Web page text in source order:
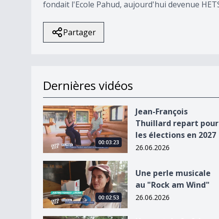
fondait l'Ecole Pahud, aujourd'hui devenue
Partager
Dernières vidéos
Jean-François Thuillard repart pour les élections
00:03:23
Jean-François
Thuillard repart pour
les élections en 2027
26.06.2026
Une perle musicale au &quot;Rock am Wind&quot;
00:02:53
Une perle musicale
au "Rock am Wind"
26.06.2026